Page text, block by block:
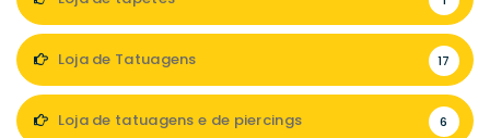
Loja de Tatuagens 17
Loja de tatuagens e de piercings 6